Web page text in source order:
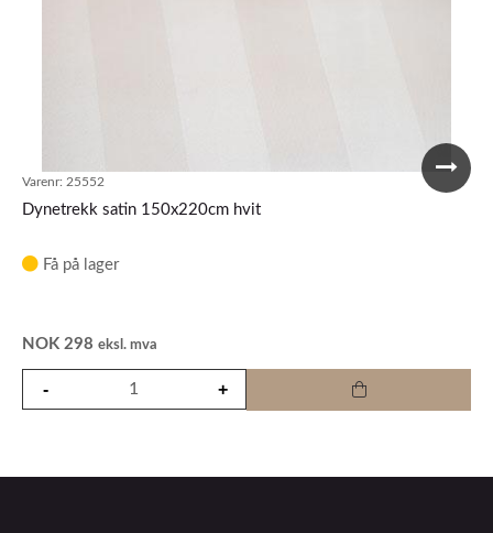
Varenr: 25552
Dynetrekk satin 150x220cm hvit
Få på lager
NOK 298 eksl. mva